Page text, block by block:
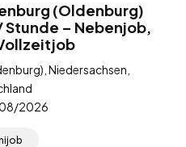
(Oldenburg)
– Nebenjob,
Niedersachsen,
2026